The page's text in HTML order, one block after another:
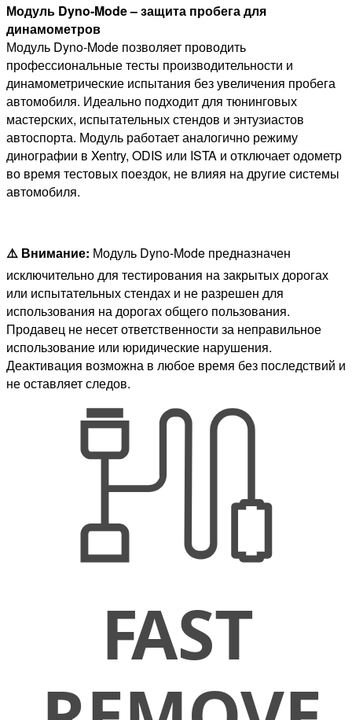
Модуль Dyno-Mode – защита пробега для
динамометров
Модуль Dyno-Mode позволяет проводить
профессиональные тесты производительности и
динамометрические испытания без увеличения пробега
автомобиля. Идеально подходит для тюнинговых
мастерских, испытательных стендов и энтузиастов
автоспорта. Модуль работает аналогично режиму
динографии в Xentry, ODIS или ISTA и отключает одометр
во время тестовых поездок, не влияя на другие системы
автомобиля.
⚠️ Внимание: Модуль Dyno-Mode предназначен
исключительно для тестирования на закрытых дорогах
или испытательных стендах и не разрешен для
использования на дорогах общего пользования.
Продавец не несет ответственности за неправильное
использование или юридические нарушения.
Деактивация возможна в любое время без последствий и
не оставляет следов.